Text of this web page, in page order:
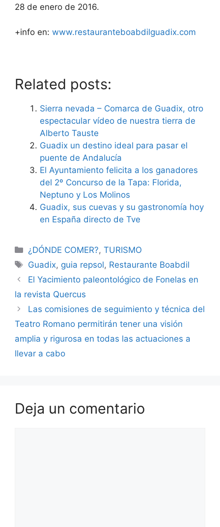
28 de enero de 2016.
+info en: www.restauranteboabdilguadix.com
Related posts:
Sierra nevada – Comarca de Guadix, otro
espectacular vídeo de nuestra tierra de
Alberto Tauste
Guadix un destino ideal para pasar el
puente de Andalucía
El Ayuntamiento felicita a los ganadores
del 2º Concurso de la Tapa: Florida,
Neptuno y Los Molinos
Guadix, sus cuevas y su gastronomía hoy
en España directo de Tve
Categorías
¿DÓNDE COMER?,TURISMO
Etiquetas
Guadix, guia repsol, Restaurante Boabdil
El Yacimiento paleontológico de Fonelas en
la revista Quercus
Las comisiones de seguimiento y técnica del
Teatro Romano permitirán tener una visión
amplia y rigurosa en todas las actuaciones a
llevar a cabo
Deja un comentario